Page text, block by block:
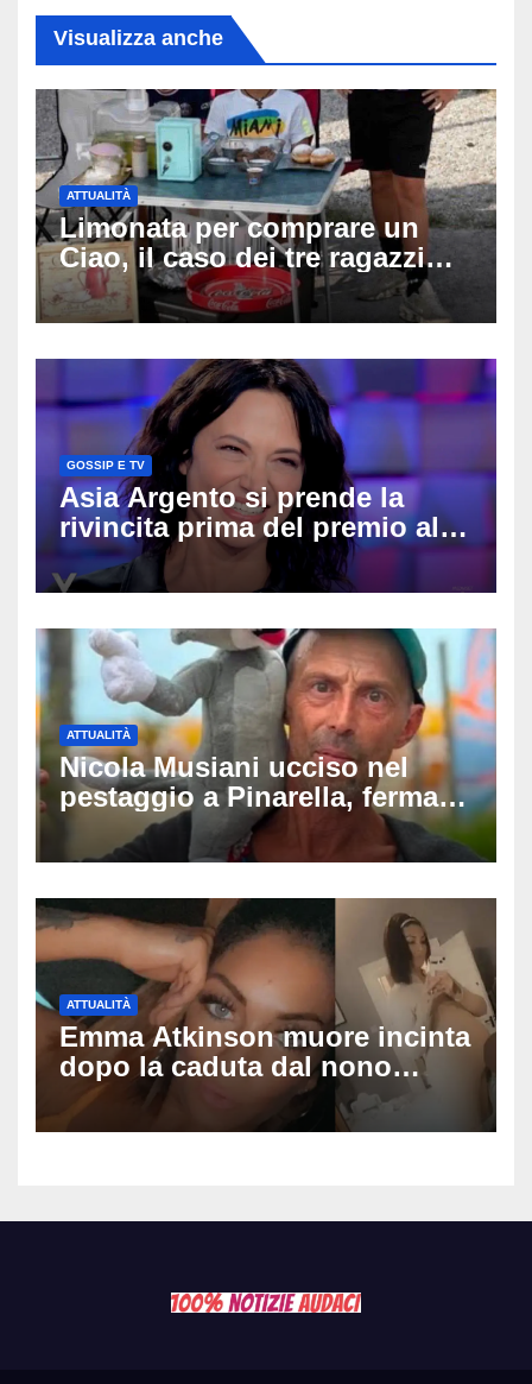
Visualizza anche
ATTUALITÀ
Limonata per comprare un
Ciao, il caso dei tre ragazzi
divide l’Italia: Fedriga li invita
in Regione, Vannacci li
GOSSIP E TV
Asia Argento si prende la
rivincita prima del premio alla
carriera: «Mi chiamano
raccomandata e cagna»
ATTUALITÀ
Nicola Musiani ucciso nel
pestaggio a Pinarella, fermati
quattro giovani: la svolta
dopo video, intercettazioni e
ATTUALITÀ
Emma Atkinson muore incinta
dopo la caduta dal nono
piano: la figlia nasce 30
minuti dopo e sta bene